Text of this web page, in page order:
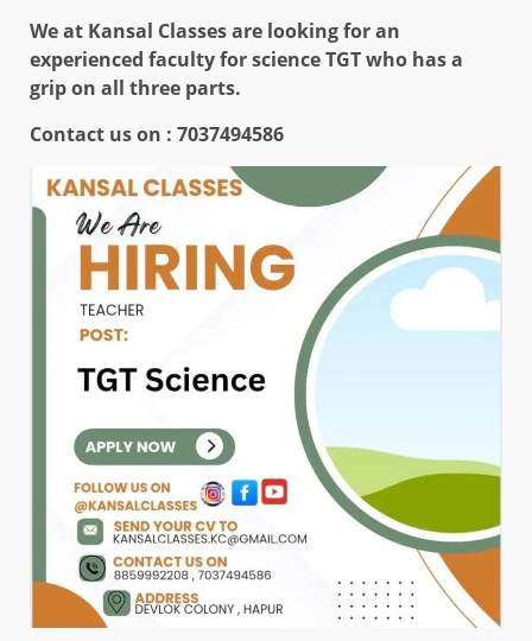
We at Kansal Classes are looking for an
experienced faculty for science TGT who has a
grip on all three parts.
Contact us on : 7037494586